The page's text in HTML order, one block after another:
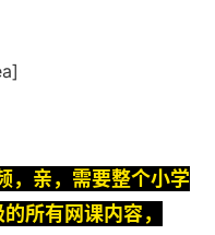
，亲，需要整个小学
所有网课内容，